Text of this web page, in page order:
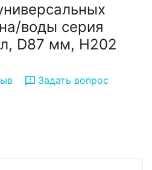
воды серия
D87 мм, H202
Задать вопрос